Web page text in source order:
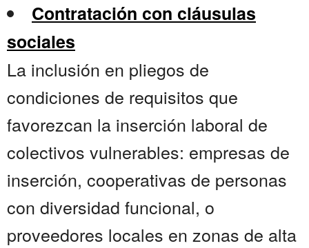
Contratación con cláusulas
sociales
La inclusión en pliegos de
condiciones de requisitos que
favorezcan la inserción laboral de
colectivos vulnerables: empresas de
inserción, cooperativas de personas
con diversidad funcional, o
proveedores locales en zonas de alta